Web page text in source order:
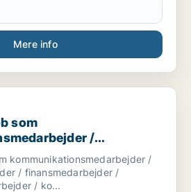
Mere info
kommunikationsmedarbejder /
som
/
/
/ administrativ
kommunikationsmedarbejder /
/ finansmedarbejder /
/ ko...